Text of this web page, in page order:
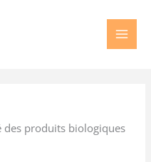
des produits biologiques